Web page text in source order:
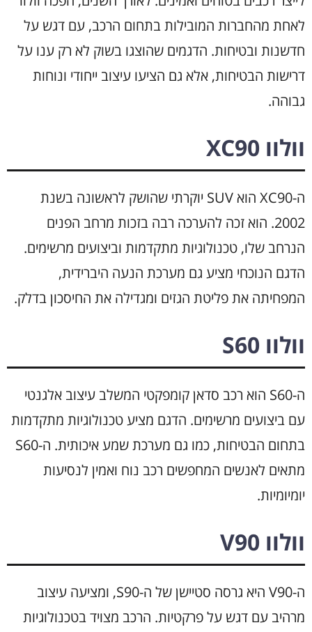
לאחת מהחברות המובילות בתחום הרכב, עם דגש על
חדשנות ובטיחות. הדגמים שהוצגו בשוק לא רק ענו על
דרישות הבטיחות, אלא גם הציעו עיצוב ייחודי ונוחות
גבוהה.
וולוו XC90
ה-XC90 הוא SUV יוקרתי שהושק לראשונה בשנת
2002. הוא זכה להערכה רבה בזכות מרחב הפנים
הנרחב שלו, טכנולוגיות מתקדמות וביצועים מרשימים.
הדגם הנוכחי מציע גם מערכת הנעה היברידית,
המפחיתה את פליטת הגזים ומגדילה את החיסכון בדלק.
וולוו S60
ה-S60 הוא רכב סדאן קומפקטי המשלב עיצוב אלגנטי
עם ביצועים מרשימים. הדגם מציע טכנולוגיות מתקדמות
בתחום הבטיחות, כמו גם מערכת שמע איכותית. ה-S60
מתאים לאנשים המחפשים רכב נוח ואמין לנסיעות
יומיומיות.
וולוו V90
ה-V90 היא גרסה סטיישן של ה-S90, ומציעה עיצוב
מרהיב עם דגש על פרקטיות. הרכב מצויד בטכנולוגיות